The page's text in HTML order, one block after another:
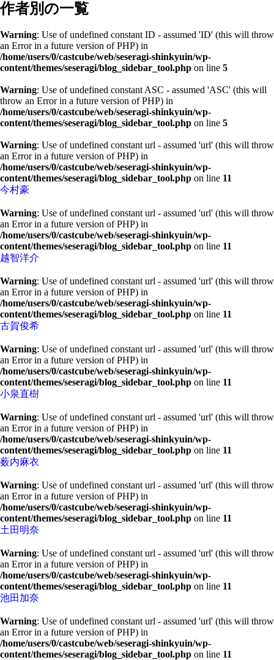
作者別の一覧
Warning: Use of undefined constant ID - assumed 'ID' (this will throw
an Error in a future version of PHP) in
/home/users/0/castcube/web/seseragi-shinkyuin/wp-
content/themes/seseragi/blog_sidebar_tool.php on line 5
Warning: Use of undefined constant ASC - assumed 'ASC' (this will
throw an Error in a future version of PHP) in
/home/users/0/castcube/web/seseragi-shinkyuin/wp-
content/themes/seseragi/blog_sidebar_tool.php on line 5
Warning: Use of undefined constant url - assumed 'url' (this will throw
an Error in a future version of PHP) in
/home/users/0/castcube/web/seseragi-shinkyuin/wp-
content/themes/seseragi/blog_sidebar_tool.php on line 11
今村豪
Warning: Use of undefined constant url - assumed 'url' (this will throw
an Error in a future version of PHP) in
/home/users/0/castcube/web/seseragi-shinkyuin/wp-
content/themes/seseragi/blog_sidebar_tool.php on line 11
越智洋介
Warning: Use of undefined constant url - assumed 'url' (this will throw
an Error in a future version of PHP) in
/home/users/0/castcube/web/seseragi-shinkyuin/wp-
content/themes/seseragi/blog_sidebar_tool.php on line 11
古賀俊希
Warning: Use of undefined constant url - assumed 'url' (this will throw
an Error in a future version of PHP) in
/home/users/0/castcube/web/seseragi-shinkyuin/wp-
content/themes/seseragi/blog_sidebar_tool.php on line 11
小泉直樹
Warning: Use of undefined constant url - assumed 'url' (this will throw
an Error in a future version of PHP) in
/home/users/0/castcube/web/seseragi-shinkyuin/wp-
content/themes/seseragi/blog_sidebar_tool.php on line 11
薮内麻衣
Warning: Use of undefined constant url - assumed 'url' (this will throw
an Error in a future version of PHP) in
/home/users/0/castcube/web/seseragi-shinkyuin/wp-
content/themes/seseragi/blog_sidebar_tool.php on line 11
土田明奈
Warning: Use of undefined constant url - assumed 'url' (this will throw
an Error in a future version of PHP) in
/home/users/0/castcube/web/seseragi-shinkyuin/wp-
content/themes/seseragi/blog_sidebar_tool.php on line 11
池田加奈
Warning: Use of undefined constant url - assumed 'url' (this will throw
an Error in a future version of PHP) in
/home/users/0/castcube/web/seseragi-shinkyuin/wp-
content/themes/seseragi/blog_sidebar_tool.php on line 11